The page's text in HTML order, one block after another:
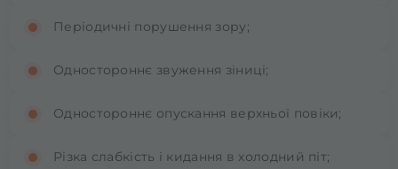
Періодичні порушення зору;
Одностороннє звуження зіниці;
Одностороннє опускання верхньої повіки;
Різка слабкість і кидання в холодний піт;